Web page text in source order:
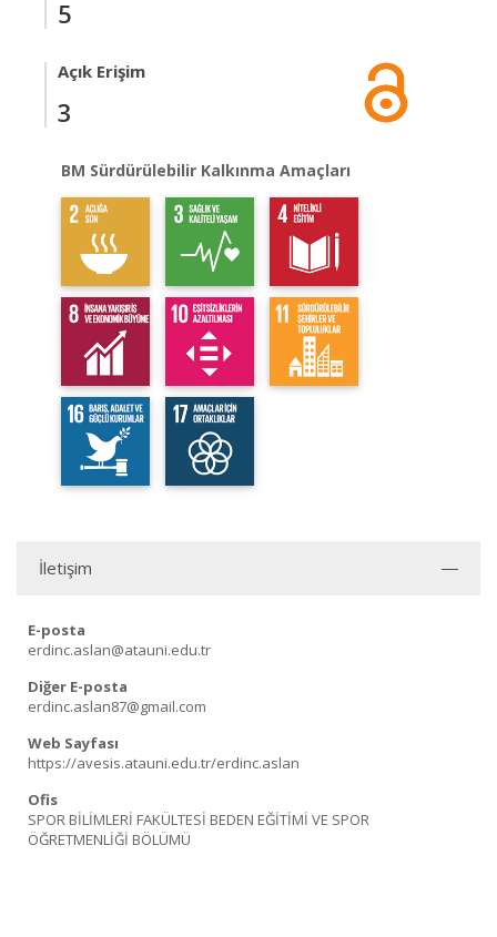
5
Açık Erişim
3
BM Sürdürülebilir Kalkınma Amaçları
İletişim
E-posta
erdinc.aslan@atauni.edu.tr
Diğer E-posta
erdinc.aslan87@gmail.com
Web Sayfası
https://avesis.atauni.edu.tr/erdinc.aslan
Ofis
SPOR BİLİMLERİ FAKÜLTESİ BEDEN EĞİTİMİ VE SPOR
ÖĞRETMENLİĞİ BÖLÜMÜ